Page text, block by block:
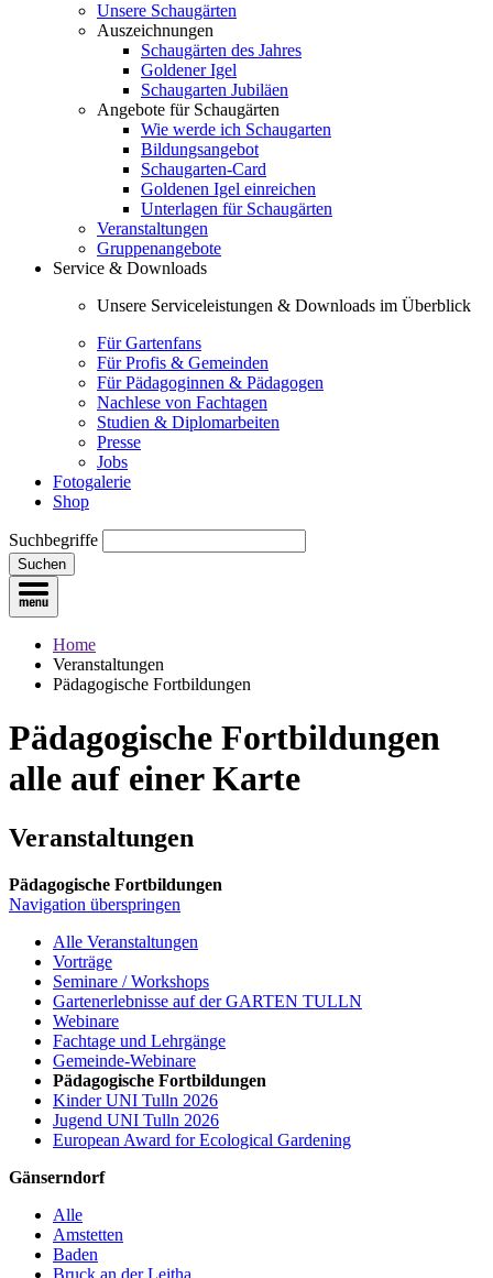
Unsere Schaugärten
Auszeichnungen
Schaugärten des Jahres
Goldener Igel
Schaugarten Jubiläen
Angebote für Schaugärten
Wie werde ich Schaugarten
Bildungsangebot
Schaugarten-Card
Goldenen Igel einreichen
Unterlagen für Schaugärten
Veranstaltungen
Gruppenangebote
Service & Downloads
Unsere Serviceleistungen & Downloads im Überblick
Für Gartenfans
Für Profis & Gemeinden
Für Pädagoginnen & Pädagogen
Nachlese von Fachtagen
Studien & Diplomarbeiten
Presse
Jobs
Fotogalerie
Shop
Suchbegriffe
Suchen
Home
Veranstaltungen
Pädagogische Fortbildungen
Pädagogische Fortbildungen
alle auf einer Karte
Veranstaltungen
Pädagogische Fortbildungen
Navigation überspringen
Alle Veranstaltungen
Vorträge
Seminare / Workshops
Gartenerlebnisse auf der GARTEN TULLN
Webinare
Fachtage und Lehrgänge
Gemeinde-Webinare
Pädagogische Fortbildungen
Kinder UNI Tulln 2026
Jugend UNI Tulln 2026
European Award for Ecological Gardening
Gänserndorf
Alle
Amstetten
Baden
Bruck an der Leitha